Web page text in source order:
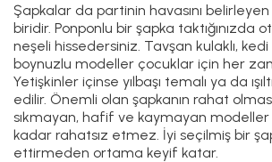
Şapkalar da partinin havasını
biridir. Ponponlu bir şapka taktığınızda
neşeli hissedersiniz. Tavşan kulaklı,
boynuzlu modeller çocuklar için her
Yetişkinler içinse yılbaşı temalı ya da
edilir. Önemli olan şapkanın rahat
sıkmayan, hafif ve kaymayan
kadar rahatsız etmez. İyi seçilmiş bir
ettirmeden ortama keyif katar.